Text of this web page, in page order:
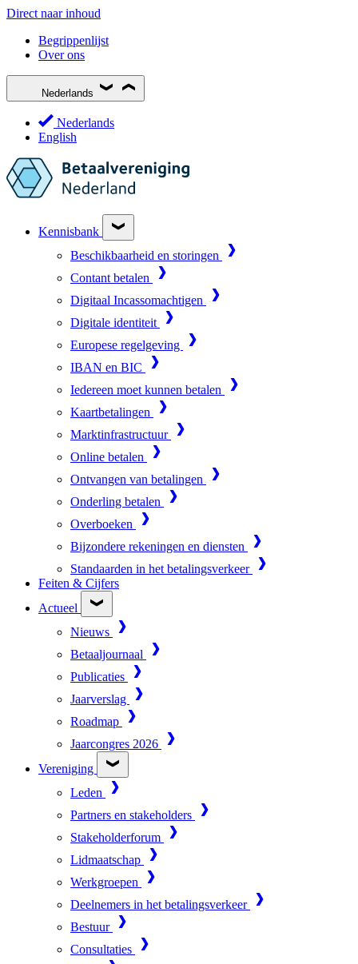
Direct naar inhoud
Begrippenlijst
Over ons
Nederlands
Nederlands
English
Kennisbank
Beschikbaarheid en storingen
Contant betalen
Digitaal Incassomachtigen
Digitale identiteit
Europese regelgeving
IBAN en BIC
Iedereen moet kunnen betalen
Kaartbetalingen
Marktinfrastructuur
Online betalen
Ontvangen van betalingen
Onderling betalen
Overboeken
Bijzondere rekeningen en diensten
Standaarden in het betalingsverkeer
Feiten & Cijfers
Actueel
Nieuws
Betaaljournaal
Publicaties
Jaarverslag
Roadmap
Jaarcongres 2026
Vereniging
Leden
Partners en stakeholders
Stakeholderforum
Lidmaatschap
Werkgroepen
Deelnemers in het betalingsverkeer
Bestuur
Consultaties